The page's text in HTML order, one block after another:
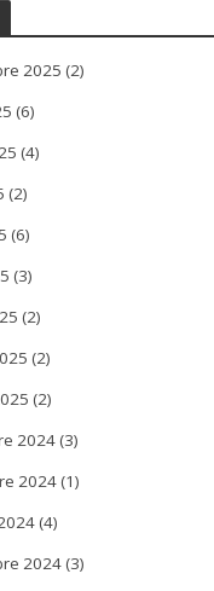
2025 (2)
(6)
(4)
(2)
(6)
(3)
(2)
(2)
(2)
2024(3)
2024(1)
(4)
2024(3)